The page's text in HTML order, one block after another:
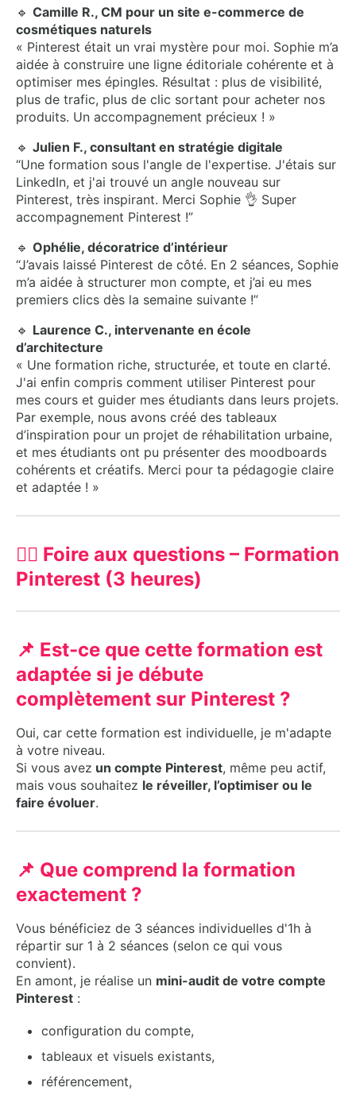
🔹 Camille R., CM pour un site e-commerce de
cosmétiques naturels
« Pinterest était un vrai mystère pour moi. Sophie m’a
aidée à construire une ligne éditoriale cohérente et à
optimiser mes épingles. Résultat : plus de visibilité,
plus de trafic, plus de clic sortant pour acheter nos
produits. Un accompagnement précieux ! »
🔹 Julien F., consultant en stratégie digitale
“Une formation sous l'angle de l'expertise. J'étais sur
LinkedIn, et j'ai trouvé un angle nouveau sur
Pinterest, très inspirant. Merci Sophie 👌 Super
accompagnement Pinterest !”
🔹 Ophélie, décoratrice d’intérieur
“J’avais laissé Pinterest de côté. En 2 séances, Sophie
m’a aidée à structurer mon compte, et j’ai eu mes
premiers clics dès la semaine suivante !”
🔹 Laurence C., intervenante en école
d’architecture
« Une formation riche, structurée, et toute en clarté.
J'ai enfin compris comment utiliser Pinterest pour
mes cours et guider mes étudiants dans leurs projets.
Par exemple, nous avons créé des tableaux
d’inspiration pour un projet de réhabilitation urbaine,
et mes étudiants ont pu présenter des moodboards
cohérents et créatifs. Merci pour ta pédagogie claire
et adaptée ! »
🙋‍♀️ Foire aux questions – Formation
Pinterest (3 heures)
📌 Est-ce que cette formation est
adaptée si je débute
complètement sur Pinterest ?
Oui, car cette formation est individuelle, je m'adapte
à votre niveau.
Si vous avez un compte Pinterest, même peu actif,
mais vous souhaitez le réveiller, l’optimiser ou le
faire évoluer.
📌 Que comprend la formation
exactement ?
Vous bénéficiez de 3 séances individuelles d'1h à
répartir sur 1 à 2 séances (selon ce qui vous
convient).
En amont, je réalise un mini-audit de votre compte
Pinterest :
configuration du compte,
tableaux et visuels existants,
référencement,